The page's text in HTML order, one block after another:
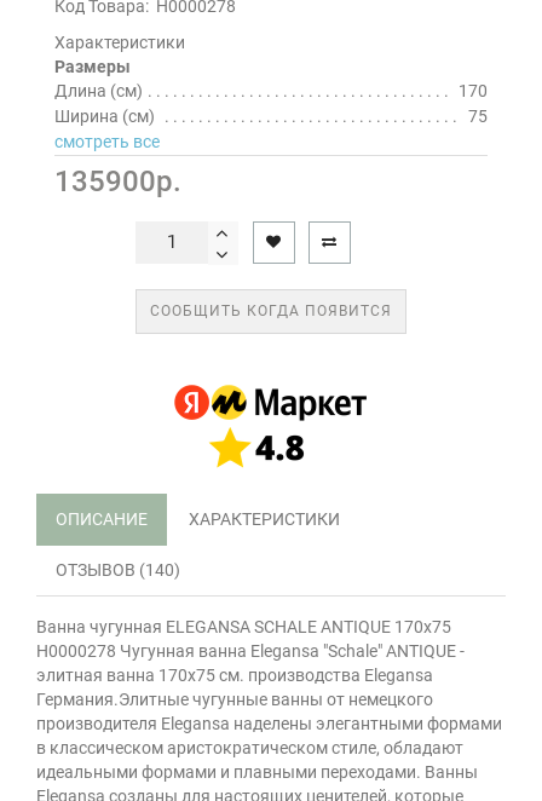
Код Товара: Н0000278
Характеристики
Размеры
Длина (см)
170
Ширина (см)
75
смотреть все
135900р.
СООБЩИТЬ КОГДА ПОЯВИТСЯ
ОПИСАНИЕ ХАРАКТЕРИСТИКИ
ОТЗЫВОВ (140)
Ванна чугунная ELEGANSA SCHALE ANTIQUE 170х75
Н0000278 Чугунная ванна Elegansa "Schale" ANTIQUE -
элитная ванна 170х75 см. производства Elegansa
Германия.Элитные чугунные ванны от немецкого
производителя Elegansa наделены элегантными формами
в классическом аристократическом стиле, обладают
идеальными формами и плавными переходами. Ванны
Elegansa созданы для настоящих ценителей, которые